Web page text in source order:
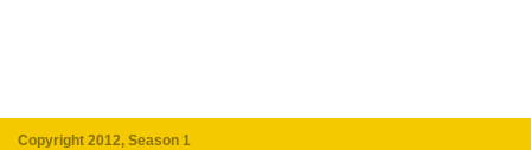
Copyright 2012, Season 1